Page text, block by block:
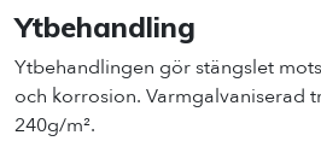
Ytbehandling
Ytbehandlingen gör stängslet
och korrosion. Varmgalvaniserad
240g/m².